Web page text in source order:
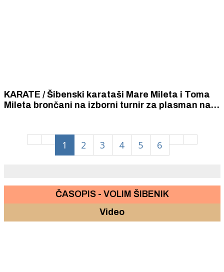
KARATE / Šibenski karataši Mare Mileta i Toma
Mileta brončani na izborni turnir za plasman na s
1 2 3 4 5 6
ČASOPIS - VOLIM ŠIBENIK
Video